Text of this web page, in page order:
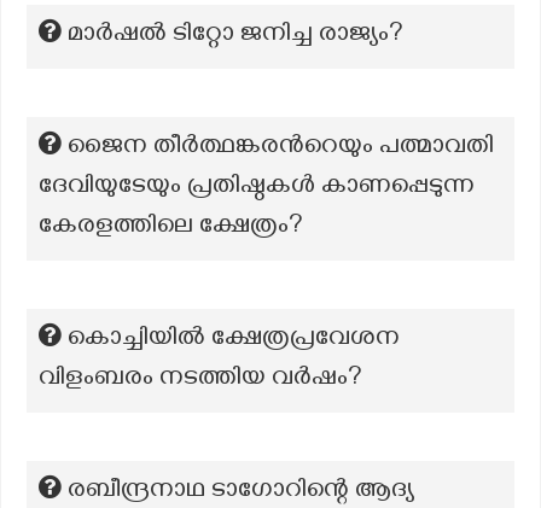
മാർഷൽ ടിറ്റോ ജനിച്ച രാജ്യം?
ജൈന തീർത്ഥങ്കരന്‍റെയും പത്മാവതി
ദേവിയുടേയും പ്രതിഷ്ഠകൾ കാണപ്പെടുന്ന
കേരളത്തിലെ ക്ഷേത്രം?
കൊച്ചിയിൽ ക്ഷേത്രപ്രവേശന
വിളംബരം നടത്തിയ വർഷം?
രബീന്ദ്രനാഥ ടാഗോറിന്റെ ആദ്യ